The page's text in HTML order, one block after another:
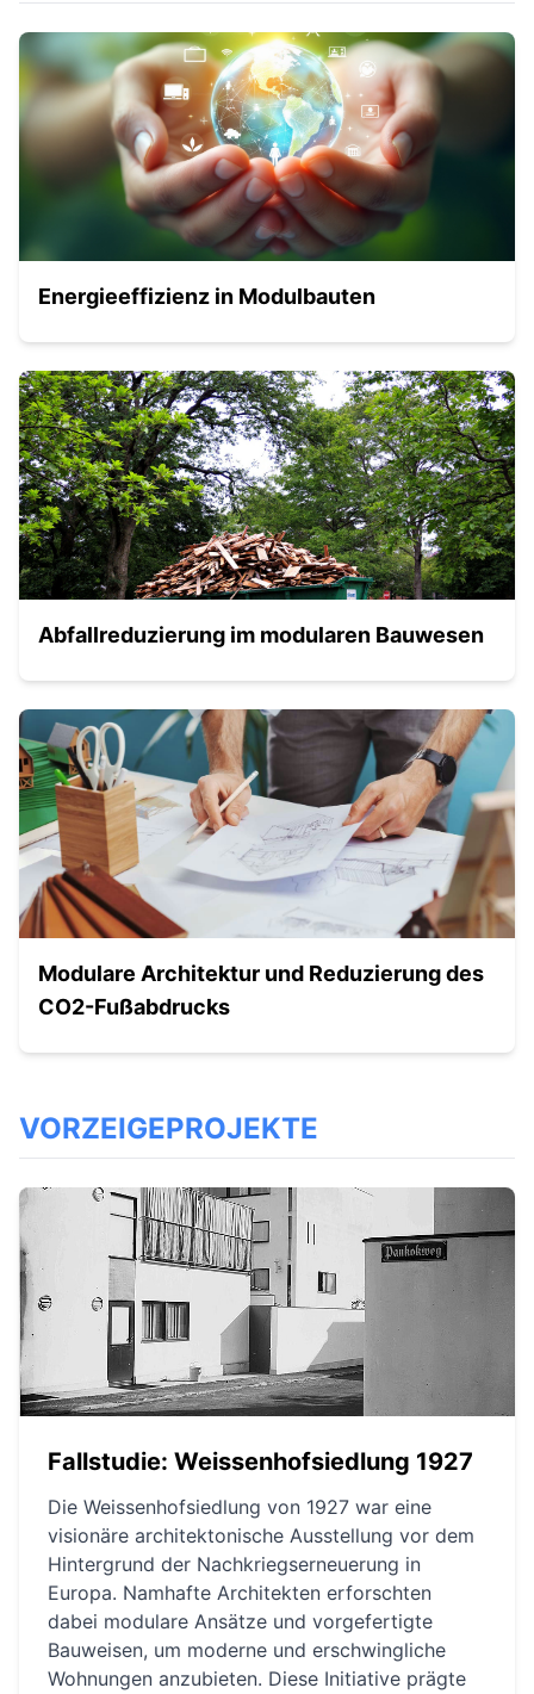
Energieeffizienz in Modulbauten
Abfallreduzierung im modularen Bauwesen
Modulare Architektur und Reduzierung des
CO2-Fußabdrucks
VORZEIGEPROJEKTE
Fallstudie: Weissenhofsiedlung 1927
Die Weissenhofsiedlung von 1927 war eine
visionäre architektonische Ausstellung vor dem
Hintergrund der Nachkriegserneuerung in
Europa. Namhafte Architekten erforschten
dabei modulare Ansätze und vorgefertigte
Bauweisen, um moderne und erschwingliche
Wohnungen anzubieten. Diese Initiative prägte